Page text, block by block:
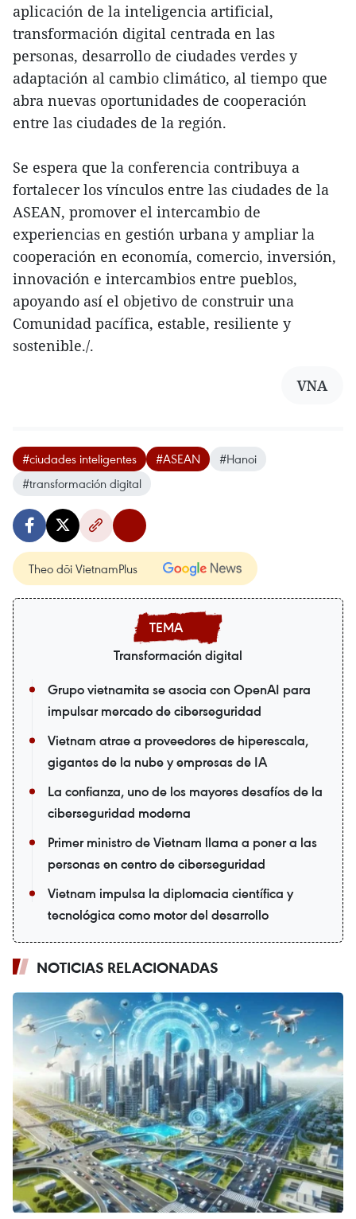
aplicación de la inteligencia artificial,
transformación digital centrada en las
personas, desarrollo de ciudades verdes y
adaptación al cambio climático, al tiempo que
abra nuevas oportunidades de cooperación
entre las ciudades de la región.
Se espera que la conferencia contribuya a
fortalecer los vínculos entre las ciudades de la
ASEAN, promover el intercambio de
experiencias en gestión urbana y ampliar la
cooperación en economía, comercio, inversión,
innovación e intercambios entre pueblos,
apoyando así el objetivo de construir una
Comunidad pacífica, estable, resiliente y
sostenible./.
VNA
#ciudades inteligentes #ASEAN
#Hanoi
#transformación digital
Theo dõi VietnamPlus
Transformación digital
Grupo vietnamita se asocia con OpenAI para
impulsar mercado de ciberseguridad
Vietnam atrae a proveedores de hiperescala,
gigantes de la nube y empresas de IA
La confianza, uno de los mayores desafíos de la
ciberseguridad moderna
Primer ministro de Vietnam llama a poner a las
personas en centro de ciberseguridad
Vietnam impulsa la diplomacia científica y
tecnológica como motor del desarrollo
NOTICIAS RELACIONADAS